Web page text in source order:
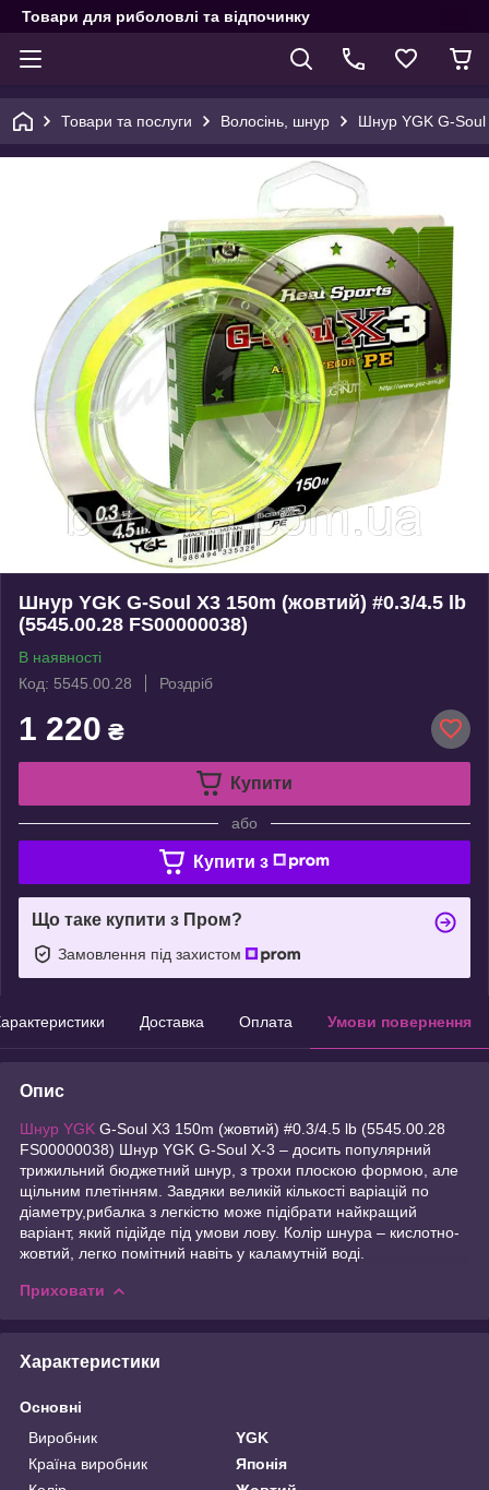
Товари для риболовлі та відпочинку
Товари та послуги Волосінь, шнур Шнур YGK G-
Шнур YGK G-Soul X3 150m (жовтий) #0.3/4.5 lb
(5545.00.28 FS00000038)
В наявності
Код: 5545.00.28
Роздріб
1 220 ₴
Купити
або
Купити з
Що таке купити з Пром?
Замовлення під захистом
Доставка Оплата Умови повернення
Опис
Шнур YGK G-Soul X3 150m (жовтий) #0.3/4.5 lb (5545.00.28
FS00000038) Шнур YGK G-Soul X-3 – досить популярний
трижильний бюджетний шнур, з трохи плоскою формою, але
щільним плетінням. Завдяки великій кількості варіацій по
діаметру,рибалка з легкістю може підібрати найкращий
варіант, який підійде під умови лову. Колір шнура – кислотно-
жовтий, легко помітний навіть у каламутній воді.
Приховати
Характеристики
Основні
Виробник
YGK
Країна виробник
Японія